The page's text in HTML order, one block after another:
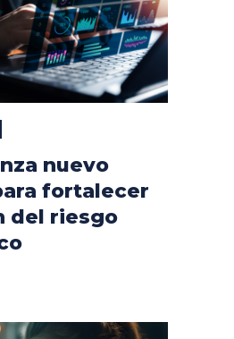
nuevo
fortalecer
del riesgo